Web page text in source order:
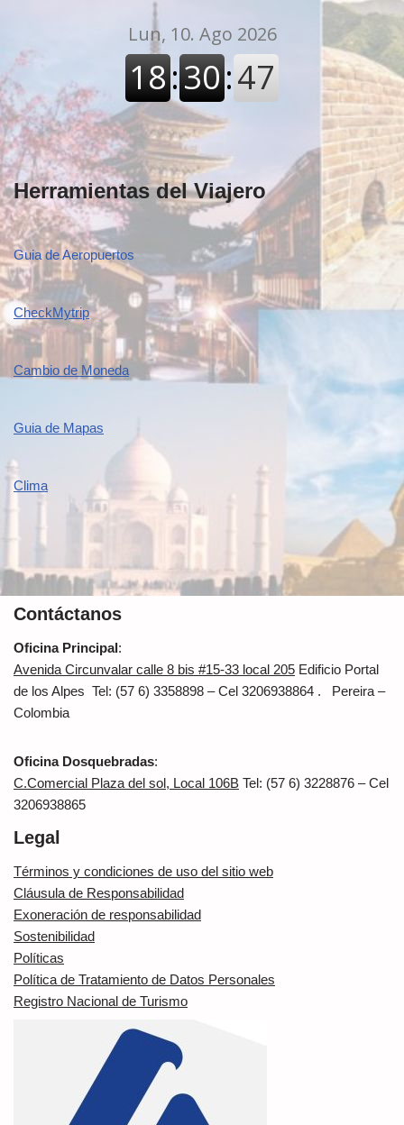
Herramientas del Viajero
Guia de Aeropuertos
CheckMytrip
Cambio de Moneda
Guia de Mapas
Clima
Contáctanos
Oficina Principal:
Avenida Circunvalar calle 8 bis #15-33 local 205 Edificio Portal
de los Alpes Tel: (57 6) 3358898 – Cel 3206938864 . Pereira –
Colombia
Oficina Dosquebradas:
C.Comercial Plaza del sol, Local 106B Tel: (57 6) 3228876 – Cel
3206938865
Legal
Términos y condiciones de uso del sitio web
Cláusula de Responsabilidad
Exoneración de responsabilidad
Sostenibilidad
Políticas
Política de Tratamiento de Datos Personales
Registro Nacional de Turismo